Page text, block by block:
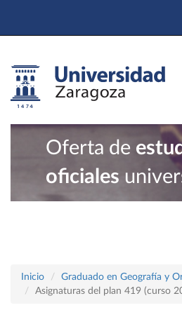
Oferta de
oficiales
Inicio
Graduado en Geografía y
Asignaturas del plan 419 (curso